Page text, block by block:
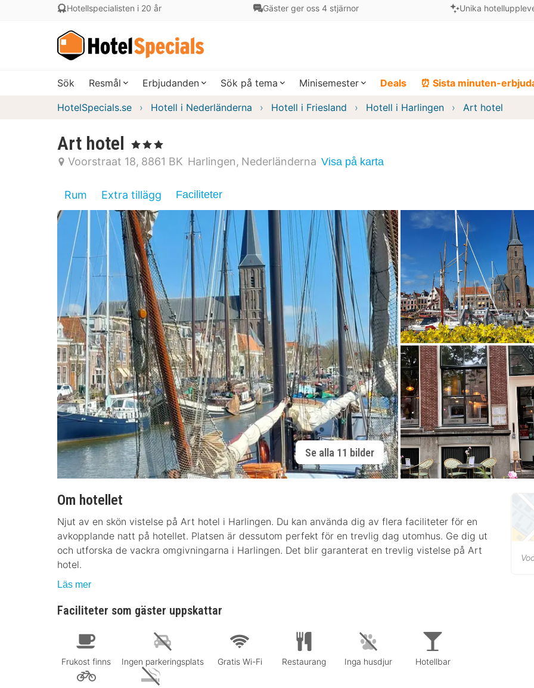
Hotellspecialisten i 20 år Gäster ger oss 4 stjärnor Unika
Sök Resmål Erbjudanden Sök på tema Minisemester Deals ⏰ Sista minuten-
HotelSpecials.se Hotell i Nederländerna Hotell i Friesland Hotell i Harlingen Art hotel
Art hotel , 3 Stjärnor
Voorstraat 18 8861 BK Harlingen Nederländerna Visa på karta
Rum Extra tillägg Faciliteter
Se alla 11 bilder
Om hotellet
Njut av en skön vistelse på Art hotel i Harlingen. Du kan använda dig av flera faciliteter för en
avkopplande natt på hotellet. Platsen är dessutom perfekt för en trevlig dag utomhus. Ge dig ut
och utforska de vackra omgivningarna i Harlingen. Det blir garanterat en trevlig vistelse på Art
hotel.
Läs mer
Faciliteter som gäster uppskattar
Frukost finns Ingen parkeringsplats Gratis Wi-Fi Restaurang Inga husdjur Hotellbar